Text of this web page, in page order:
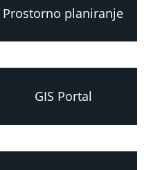
Prostorno planiranje
GIS Portal